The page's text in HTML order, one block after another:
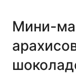
Мини-